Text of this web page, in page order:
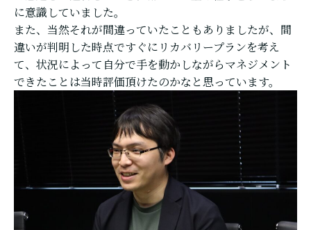
に意識していました。
また、当然それが間違っていたこともありましたが、間
違いが判明した時点ですぐにリカバリープランを考え
て、状況によって自分で手を動かしながらマネジメント
できたことは当時評価頂けたのかなと思っています。